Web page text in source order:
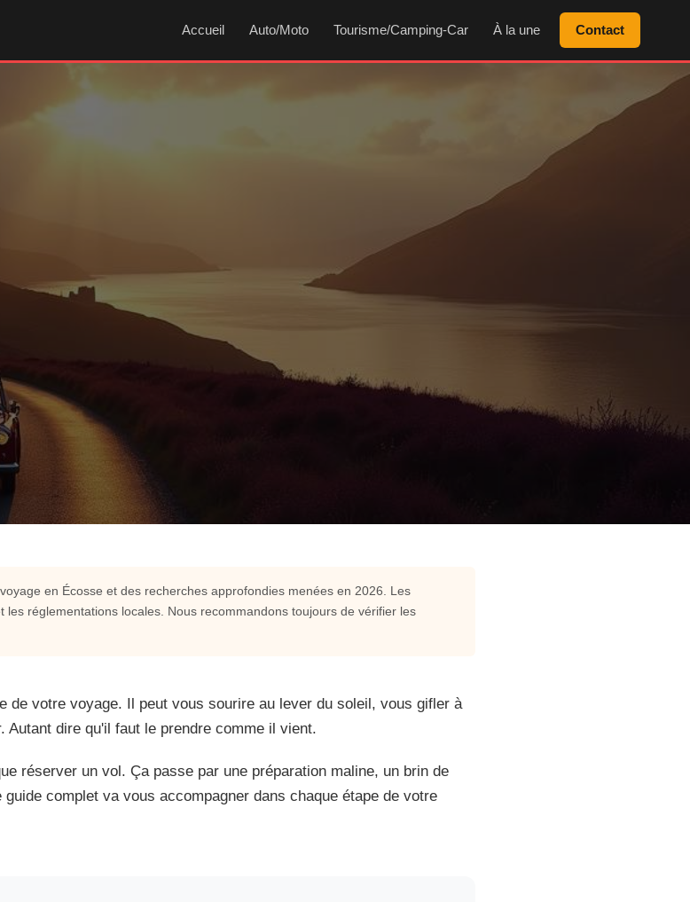
Accueil Auto/Moto Tourisme/Camping-Car À la une Contact
: nos
ciel change
fantomatique ou
aussi
en Écosse et des recherches approfondies menées en 2026. Les
réglementations locales. Nous recommandons toujours de vérifier les
de votre voyage. Il peut vous sourire au lever du soleil, vous gifler à
dire qu'il faut le prendre comme il vient.
réserver un vol. Ça passe par une préparation maline, un brin de
complet va vous accompagner dans chaque étape de votre